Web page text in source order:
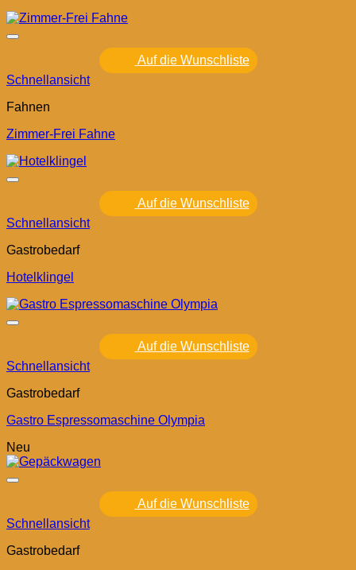
Auf die Wunschliste
Schnellansicht
Fahnen
Zimmer-Frei Fahne
Auf die Wunschliste
Schnellansicht
Gastrobedarf
Hotelklingel
Auf die Wunschliste
Schnellansicht
Gastrobedarf
Gastro Espressomaschine Olympia
Neu
Auf die Wunschliste
Schnellansicht
Gastrobedarf